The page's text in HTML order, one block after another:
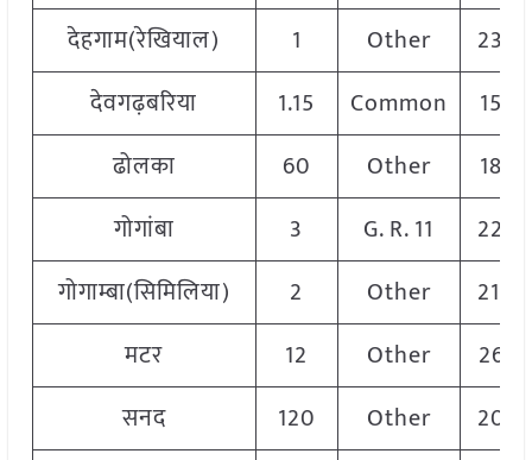
देहगाम(रेखियाल)
1 Other
2350
देवगढ़बरिया
1.15 Common
1570
ढोलका
60 Other
1825
गोगांबा
3 G. R. 11
2250
गोगाम्बा(सिमिलिया)
2 Other
2100
मटर
12 Other
2610
सनद
120 Other
2095